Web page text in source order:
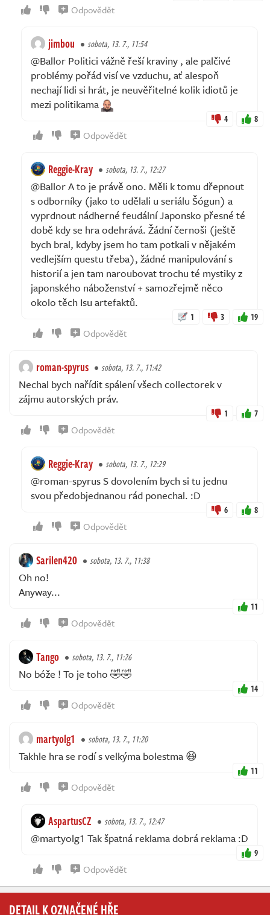
Odpovědět
jimbou sobota, 13. 7., 11:54
@Ballor Politici vážně řeší kraviny , ale palčivé
problémy pořád visí ve vzduchu, ať alespoň
nechají lidi si hrát, je neuvěřitelné kolik idiotů je
mezi politikama
4 8
Odpovědět
Reggie-Kray sobota, 13. 7., 12:27
@Ballor A to je právě ono. Měli k tomu dřepnout
s odborníky (jako to udělali u seriálu Šógun) a
vyprdnout nádherné feudální Japonsko přesné té
době kdy se hra odehrává. Žádní černoši (ještě
bych bral, kdyby jsem ho tam potkali v nějakém
vedlejším questu třeba), žádné manipulování s
historií a jen tam naroubovat trochu té mystiky z
japonského náboženství + samozřejmě něco
okolo těch Isu artefaktů.
1 3 19
Odpovědět
roman-spyrus sobota, 13. 7., 11:42
Nechal bych nařídit spálení všech collectorek v
zájmu autorských práv.
1 7
Odpovědět
Reggie-Kray sobota, 13. 7., 12:29
@roman-spyrus S dovolením bych si tu jednu
svou předobjednanou rád ponechal. :D
6 8
Odpovědět
Sarilen420 sobota, 13. 7., 11:38
Oh no!
Anyway...
11
Odpovědět
Tango sobota, 13. 7., 11:26
No bóže ! To je toho 🤣🤣
14
Odpovědět
martyolg1 sobota, 13. 7., 11:20
Takhle hra se rodí s velkýma bolestma 😆
11
Odpovědět
AspartusCZ sobota, 13. 7., 12:47
@martyolg1 Tak špatná reklama dobrá reklama :D
9
Odpovědět
DETAIL K OZNAČENÉ HŘE